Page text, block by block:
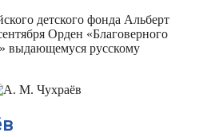
детского фонда Альберт
Орден «Благоверного
выдающемуся русскому